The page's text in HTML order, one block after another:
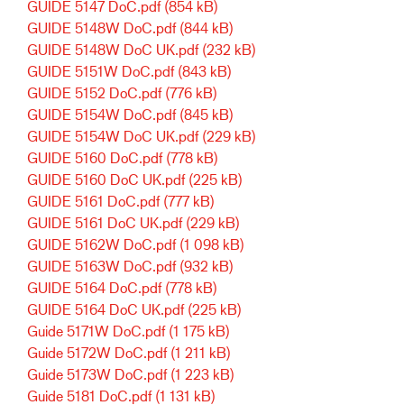
GUIDE 5147 DoC.pdf (854 kB)
GUIDE 5148W DoC.pdf (844 kB)
GUIDE 5148W DoC UK.pdf (232 kB)
GUIDE 5151W DoC.pdf (843 kB)
GUIDE 5152 DoC.pdf (776 kB)
GUIDE 5154W DoC.pdf (845 kB)
GUIDE 5154W DoC UK.pdf (229 kB)
GUIDE 5160 DoC.pdf (778 kB)
GUIDE 5160 DoC UK.pdf (225 kB)
GUIDE 5161 DoC.pdf (777 kB)
GUIDE 5161 DoC UK.pdf (229 kB)
GUIDE 5162W DoC.pdf (1 098 kB)
GUIDE 5163W DoC.pdf (932 kB)
GUIDE 5164 DoC.pdf (778 kB)
GUIDE 5164 DoC UK.pdf (225 kB)
Guide 5171W DoC.pdf (1 175 kB)
Guide 5172W DoC.pdf (1 211 kB)
Guide 5173W DoC.pdf (1 223 kB)
Guide 5181 DoC.pdf (1 131 kB)